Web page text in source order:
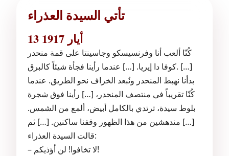
تأتي السيدة العذراء
13 أيار 1917
كُنّا ألعب أنا وفرنسيسكو وجاسينتا على قمة منحدر
كوفا دا إيريا. […] عندما رأينا فجأة شيئاً كالبرق. […]
بدأنا نهبط المنحدر ونُبعد الخراف نحو الطريق. عندما
كُنّا تقريباً في منتصف المنحدر، […] رأينا فوق شجرة
بلوط سيدة، ترتدي بالكامل أبيض، ألمع من الشمس.
[…] مندهشين من هذا الظهور وقفنا ساكنين. […] ثم
قالت السيدة العذراء:
– لا تخافوا! لن أؤذيكم!